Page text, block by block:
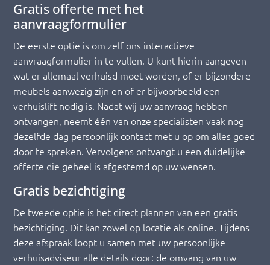
Gratis offerte met het
aanvraagformulier
De eerste optie is om zelf ons interactieve
aanvraagformulier in te vullen. U kunt hierin aangeven
wat er allemaal verhuisd moet worden, of er bijzondere
meubels aanwezig zijn en of er bijvoorbeeld een
verhuislift nodig is. Nadat wij uw aanvraag hebben
ontvangen, neemt één van onze specialisten vaak nog
dezelfde dag persoonlijk contact met u op om alles goed
door te spreken. Vervolgens ontvangt u een duidelijke
offerte die geheel is afgestemd op uw wensen.
Gratis bezichtiging
De tweede optie is het direct plannen van een gratis
bezichtiging. Dit kan zowel op locatie als online. Tijdens
deze afspraak loopt u samen met uw persoonlijke
verhuisadviseur alle details door: de omvang van uw